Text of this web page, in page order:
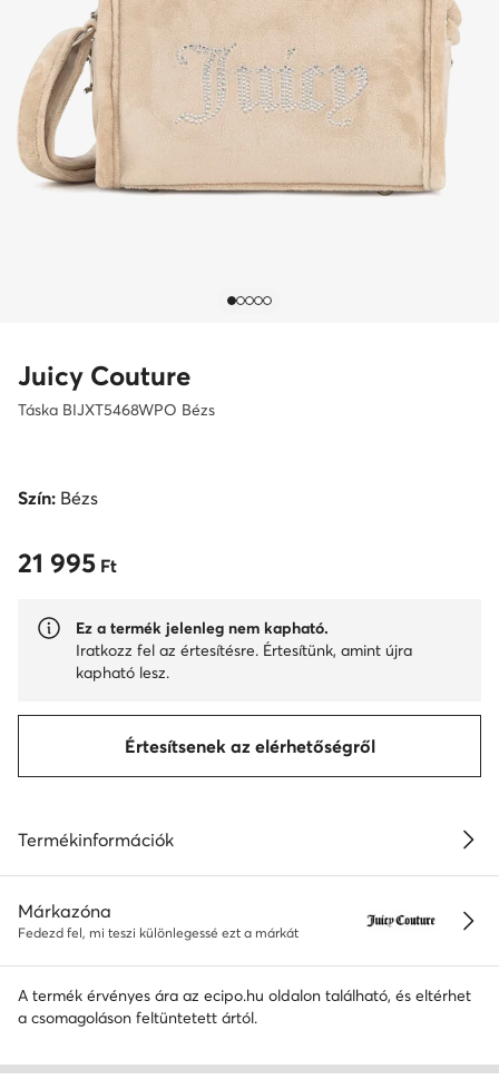
Juicy Couture
Táska BIJXT5468WPO Bézs
Szín: Bézs
21 995 Ft
21 995 Ft
Ez a termék jelenleg nem kapható.
Iratkozz fel az értesítésre. Értesítünk, amint újra
kapható lesz.
Értesítsenek az elérhetőségről
Termékinformációk
Márkazóna
Fedezd fel, mi teszi különlegessé ezt a márkát
A termék érvényes ára az ecipo.hu oldalon található, és eltérhet
a csomagoláson feltüntetett ártól.